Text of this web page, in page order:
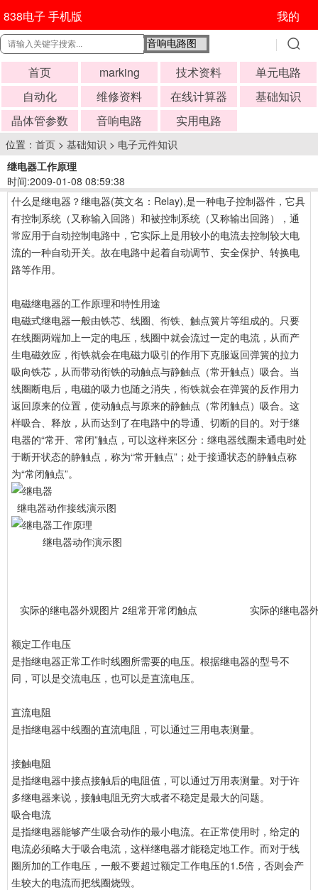
838电子 手机版 我的
首页 marking 技术资料
单元电路
自动化
维修资料 在线计算器
基础知识
晶体管参数
音响电路 实用电路
位置： 首页 > 基础知识 > 电子元件知识
继电器工作原理
时间:2009-01-08 08:59:38
什么是继电器？继电器(英文名：Relay),是一种电子控制器件，它具
有控制系统（又称输入回路）和被控制系统（又称输出回路），通
常应用于自动控制电路中，它实际上是用较小的电流去控制较大电
流的一种自动开关。故在电路中起着自动调节、安全保护、转换电
路等作用。
电磁继电器的工作原理和特性用途
电磁式继电器一般由铁芯、线圈、衔铁、触点簧片等组成的。只要
在线圈两端加上一定的电压，线圈中就会流过一定的电流，从而产
生电磁效应，衔铁就会在电磁力吸引的作用下克服返回弹簧的拉力
吸向铁芯，从而带动衔铁的动触点与静触点（常开触点）吸合。当
线圈断电后，电磁的吸力也随之消失，衔铁就会在弹簧的反作用力
返回原来的位置，使动触点与原来的静触点（常闭触点）吸合。这
样吸合、释放，从而达到了在电路中的导通、切断的目的。对于继
电器的“常开、常闭”触点，可以这样来区分：继电器线圈未通电时处
于断开状态的静触点，称为“常开触点”；处于接通状态的静触点称
为“常闭触点”。
继电器动作接线演示图
继电器动作演示图
实际的继电器外观图片 2组常开常闭触点 实际的继电器
额定工作电压
是指继电器正常工作时线圈所需要的电压。根据继电器的型号不
同，可以是交流电压，也可以是直流电压。
直流电阻
是指继电器中线圈的直流电阻，可以通过三用电表测量。
接触电阻
是指继电器中接点接触后的电阻值，可以通过万用表测量。对于许
多继电器来说，接触电阻无穷大或者不稳定是最大的问题。
吸合电流
是指继电器能够产生吸合动作的最小电流。在正常使用时，给定的
电流必须略大于吸合电流，这样继电器才能稳定地工作。而对于线
圈所加的工作电压，一般不要超过额定工作电压的1.5倍，否则会产
生较大的电流而把线圈烧毁。